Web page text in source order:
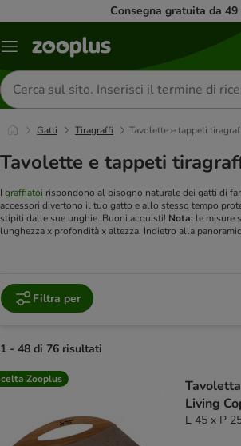
Consegna gratuita da 49
Overview
Cerca
prodotti
Gatti Tiragraffi Tavolette e tappeti
Tavolette e tappeti
I graffiatoi rispondono al bisogno naturale dei gatti di
accessori divertono il tuo gatto e allo stesso tempo
stipiti dalle sue unghie. Buoni acquisti! Nota: le misure
lunghezza x profondità x altezza. Indietro alla
Filtra per
1 - 48 di 76 risultati
product items have been changed
Zooplus
Living
L 45 x P